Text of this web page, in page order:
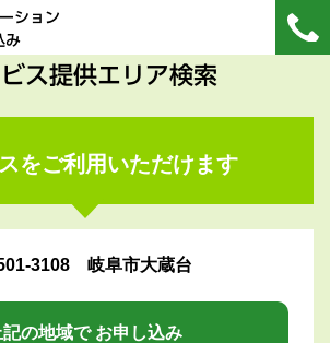
ション
み
ス提供エリア検索
をご利用いただけます
3108 岐阜市大蔵台
記の地域で お申し込み